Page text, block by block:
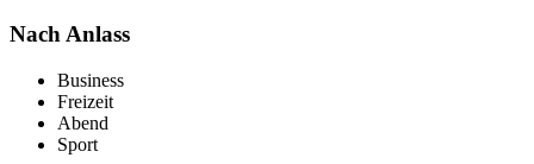
Nach Anlass
Business
Freizeit
Abend
Sport